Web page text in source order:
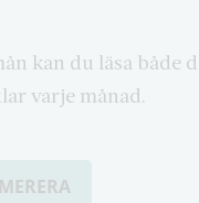
kan du läsa både
varje månad.